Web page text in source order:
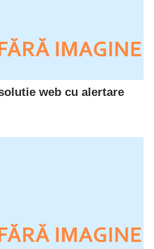
web cu alertare